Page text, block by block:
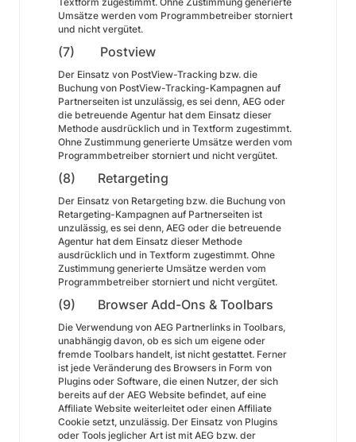
Umsätze werden vom Programmbetreiber storniert
und nicht vergütet.
(7) Postview
Der Einsatz von PostView-Tracking bzw. die
Buchung von PostView-Tracking-Kampagnen auf
Partnerseiten ist unzulässig, es sei denn, AEG oder
die betreuende Agentur hat dem Einsatz dieser
Methode ausdrücklich und in Textform zugestimmt.
Ohne Zustimmung generierte Umsätze werden vom
Programmbetreiber storniert und nicht vergütet.
(8) Retargeting
Der Einsatz von Retargeting bzw. die Buchung von
Retargeting-Kampagnen auf Partnerseiten ist
unzulässig, es sei denn, AEG oder die betreuende
Agentur hat dem Einsatz dieser Methode
ausdrücklich und in Textform zugestimmt. Ohne
Zustimmung generierte Umsätze werden vom
Programmbetreiber storniert und nicht vergütet.
(9) Browser Add-Ons & Toolbars
Die Verwendung von AEG Partnerlinks in Toolbars,
unabhängig davon, ob es sich um eigene oder
fremde Toolbars handelt, ist nicht gestattet. Ferner
ist jede Veränderung des Browsers in Form von
Plugins oder Software, die einen Nutzer, der sich
bereits auf der AEG Website befindet, auf eine
Affiliate Website weiterleitet oder einen Affiliate
Cookie setzt, unzulässig. Der Einsatz von Plugins
oder Tools jeglicher Art ist mit AEG bzw. der